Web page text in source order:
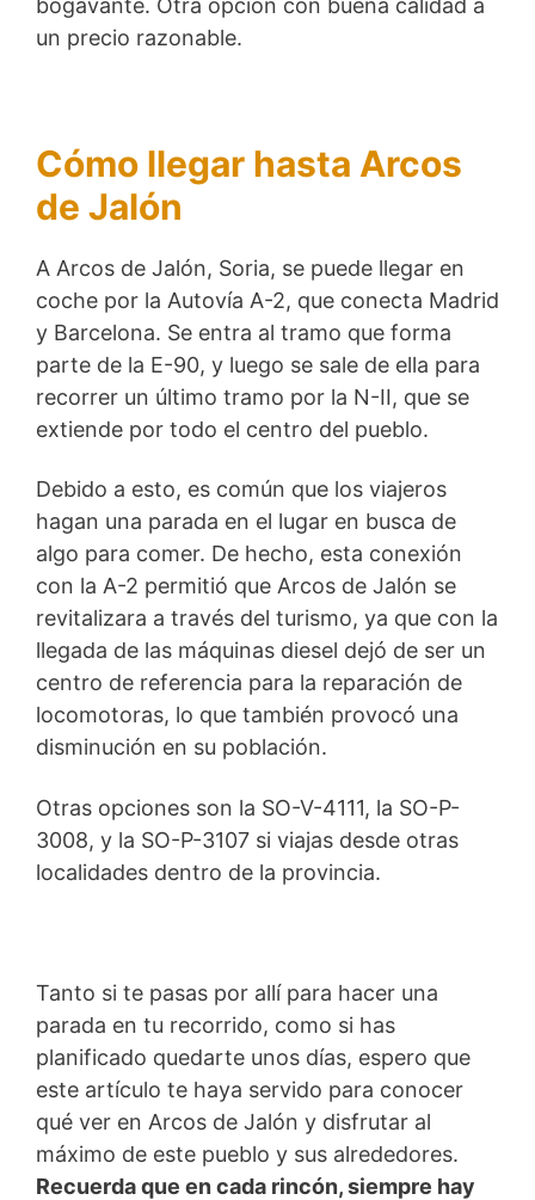
bogavante. Otra opción con buena calidad a
un precio razonable.
Cómo llegar hasta Arcos
de Jalón
A Arcos de Jalón, Soria, se puede llegar en
coche por la Autovía A-2, que conecta Madrid
y Barcelona. Se entra al tramo que forma
parte de la E-90, y luego se sale de ella para
recorrer un último tramo por la N-II, que se
extiende por todo el centro del pueblo.
Debido a esto, es común que los viajeros
hagan una parada en el lugar en busca de
algo para comer. De hecho, esta conexión
con la A-2 permitió que Arcos de Jalón se
revitalizara a través del turismo, ya que con la
llegada de las máquinas diesel dejó de ser un
centro de referencia para la reparación de
locomotoras, lo que también provocó una
disminución en su población.
Otras opciones son la SO-V-4111, la SO-P-
3008, y la SO-P-3107 si viajas desde otras
localidades dentro de la provincia.
Tanto si te pasas por allí para hacer una
parada en tu recorrido, como si has
planificado quedarte unos días, espero que
este artículo te haya servido para conocer
qué ver en Arcos de Jalón y disfrutar al
máximo de este pueblo y sus alrededores.
Recuerda que en cada rincón, siempre hay